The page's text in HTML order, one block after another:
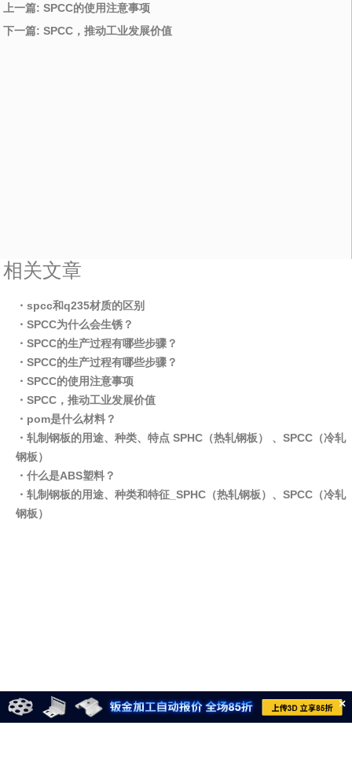
上一篇: SPCC的使用注意事项
下一篇: SPCC，推动工业发展价值
相关文章
・spcc和q235材质的区别
・SPCC为什么会生锈？
・SPCC的生产过程有哪些步骤？
・SPCC的生产过程有哪些步骤？
・SPCC的使用注意事项
・SPCC，推动工业发展价值
・pom是什么材料？
・轧制钢板的用途、种类、特点 SPHC（热轧钢板） 、SPCC（冷轧
钢板）
・什么是ABS塑料？
・轧制钢板的用途、种类和特征_SPHC（热轧钢板）、SPCC（冷轧
钢板）
×